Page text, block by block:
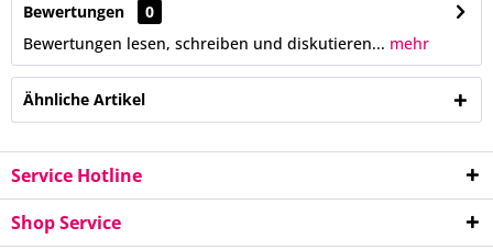
Bewertungen
0
Bewertungen lesen, schreiben und diskutieren... mehr
Ähnliche Artikel
Service Hotline
Shop Service